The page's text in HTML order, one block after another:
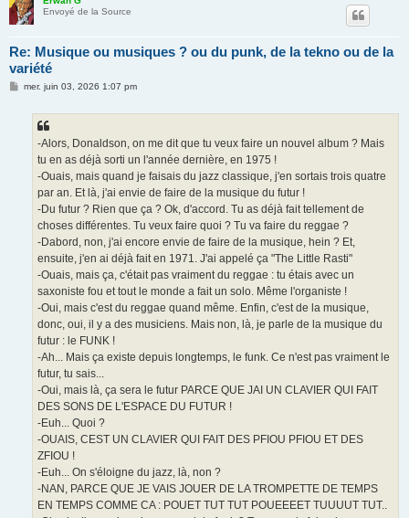
Envoyé de la Source
Re: Musique ou musiques ? ou du punk, de la tekno ou de la
variété
Mmer. juin 03, 2026 1:07 pm
-Alors, Donaldson, on me dit que tu veux faire un nouvel album ? Mais
tu en as déjà sorti un l'année dernière, en 1975 !
-Ouais, mais quand je faisais du jazz classique, j'en sortais trois quatre
par an. Et là, j'ai envie de faire de la musique du futur !
-Du futur ? Rien que ça ? Ok, d'accord. Tu as déjà fait tellement de
choses différentes. Tu veux faire quoi ? Tu va faire du reggae ?
-Dabord, non, j'ai encore envie de faire de la musique, hein ? Et,
ensuite, j'en ai déjà fait en 1971. J'ai appelé ça "The Little Rasti"
-Ouais, mais ça, c'était pas vraiment du reggae : tu étais avec un
saxoniste fou et tout le monde a fait un solo. Même l'organiste !
-Oui, mais c'est du reggae quand même. Enfin, c'est de la musique,
donc, oui, il y a des musiciens. Mais non, là, je parle de la musique du
futur : le FUNK !
-Ah... Mais ça existe depuis longtemps, le funk. Ce n'est pas vraiment le
futur, tu sais...
-Oui, mais là, ça sera le futur PARCE QUE JAI UN CLAVIER QUI FAIT
DES SONS DE L'ESPACE DU FUTUR !
-Euh... Quoi ?
-OUAIS, CEST UN CLAVIER QUI FAIT DES PFIOU PFIOU ET DES
ZFIOU !
-Euh... On s'éloigne du jazz, là, non ?
-NAN, PARCE QUE JE VAIS JOUER DE LA TROMPETTE DE TEMPS
EN TEMPS COMME CA : POUET TUT TUT POUEEEET TUUUUT TUT..